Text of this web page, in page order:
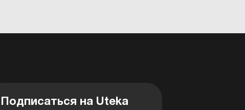
Подписаться на Uteka